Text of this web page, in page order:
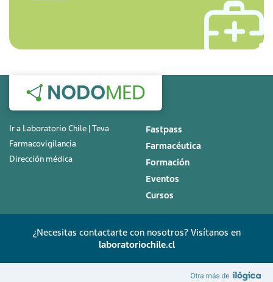
Ir a Laboratorio Chile | Teva
Farmacovigilancia
Dirección médica
Fastpass
Farmacéutica
Formación
Eventos
Cursos
¿Necesitas contactarte con nosotros? Visítanos en
laboratoriochile.cl